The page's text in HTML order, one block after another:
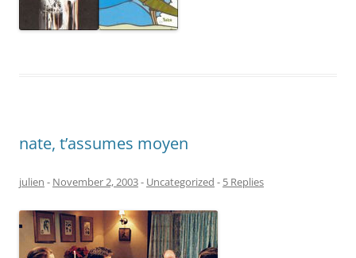
nate, t’assumes moyen
julien - November 2, 2003- Uncategorized - 5 Replies